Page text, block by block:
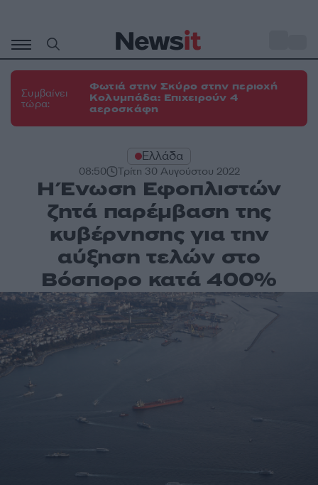
περιεχόμενο
Συμβαίνει
τώρα:
Φωτιά στην Σκύρο στην περιοχή
Κολυμπάδα: Επιχειρούν 4
αεροσκάφη
Ελλάδα
08:50 Τρίτη 30 Αυγούστου 2022
Η Ένωση Εφοπλιστών
ζητά παρέμβαση της
κυβέρνησης για την
αύξηση τελών στο
Βόσπορο κατά 400%